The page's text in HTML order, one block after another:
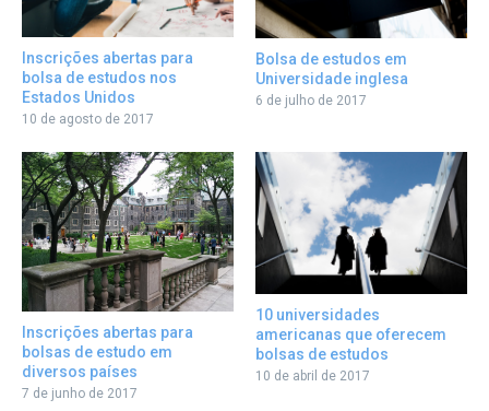
Inscrições abertas para
bolsa de estudos nos
Estados Unidos
10 de agosto de 2017
Bolsa de estudos em
Universidade inglesa
6 de julho de 2017
Inscrições abertas para
bolsas de estudo em
diversos países
7 de junho de 2017
10 universidades
americanas que oferecem
bolsas de estudos
10 de abril de 2017